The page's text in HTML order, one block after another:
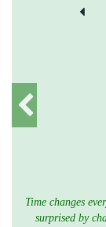
Time changes
surprised by